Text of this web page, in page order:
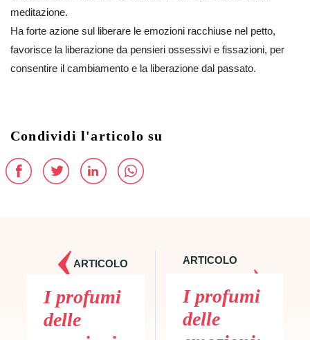
meditazione.
Ha forte azione sul liberare le emozioni racchiuse nel petto,
favorisce la liberazione da pensieri ossessivi e fissazioni, per
consentire il cambiamento e la liberazione dal passato.
Condividi l'articolo su
ARTICOLO
PRECEDENTE
I profumi
delle
ARTICOLO
I profumi
delle